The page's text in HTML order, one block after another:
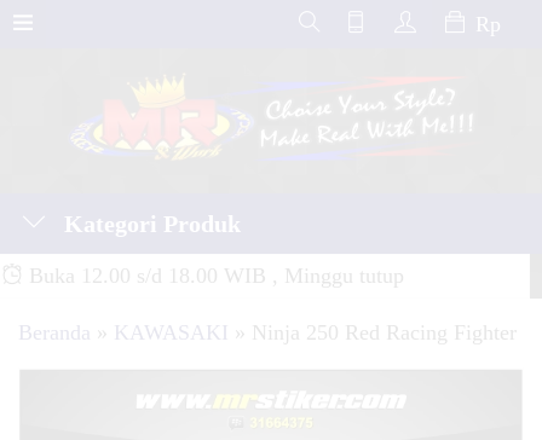
Rp
Kategori Produk
Buka 12.00 s/d 18.00 WIB , Minggu tutup
Beranda » KAWASAKI » Ninja 250 Red Racing Fighter